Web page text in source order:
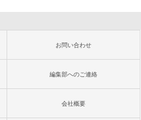
お問い合わせ
編集部へのご連絡
会社概要